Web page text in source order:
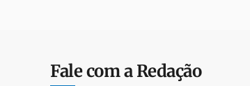
Fale com a Redação